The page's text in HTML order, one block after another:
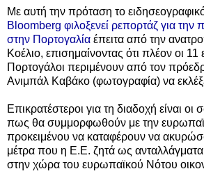
Με αυτή την πρόταση το
Bloomberg φιλοξενεί ρεπορτάζ για την
στην Πορτογαλία έπειτα από την
Κοέλιο, επισημαίνοντας ότι πλέον οι 11
Πορτογάλοι περιμένουν από τον
Ανιμπάλ Καβάκο (φωτογραφία) να
Επικρατέστεροι για τη διαδοχή είναι οι
πως θα συμμορφωθούν με την
προκειμένου να καταφέρουν να
μέτρα που η Ε.Ε. ζητά ως ανταλλάγματα
στην χώρα του ευρωπαϊκού Νότου